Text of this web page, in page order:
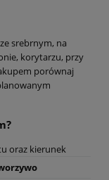
srebrnym, na
korytarzu, przy
porównaj
oraz kierunek